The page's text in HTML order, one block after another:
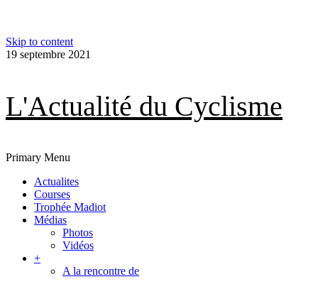
Skip to content
19 septembre 2021
L'Actualité du Cyclisme
Primary Menu
Actualites
Courses
Trophée Madiot
Médias
Photos
Vidéos
+
A la rencontre de